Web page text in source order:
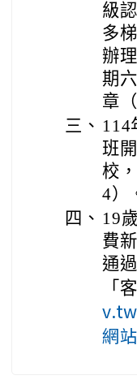
級
多
辦
期
章
三、 114
班
校
4）
四、 19
費
通
「
網